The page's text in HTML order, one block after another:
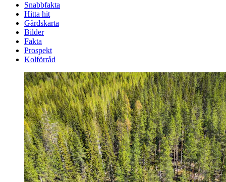
Snabbfakta
Hitta hit
Gårdskarta
Bilder
Fakta
Prospekt
Kolförråd